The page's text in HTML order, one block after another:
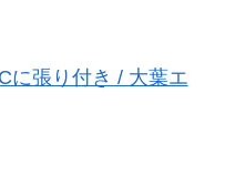
に張り付き / 大葉エ